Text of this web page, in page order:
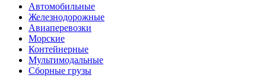
Автомобильные
Железнодорожные
Авиаперевозки
Морские
Контейнерные
Мультимодальные
Сборные грузы